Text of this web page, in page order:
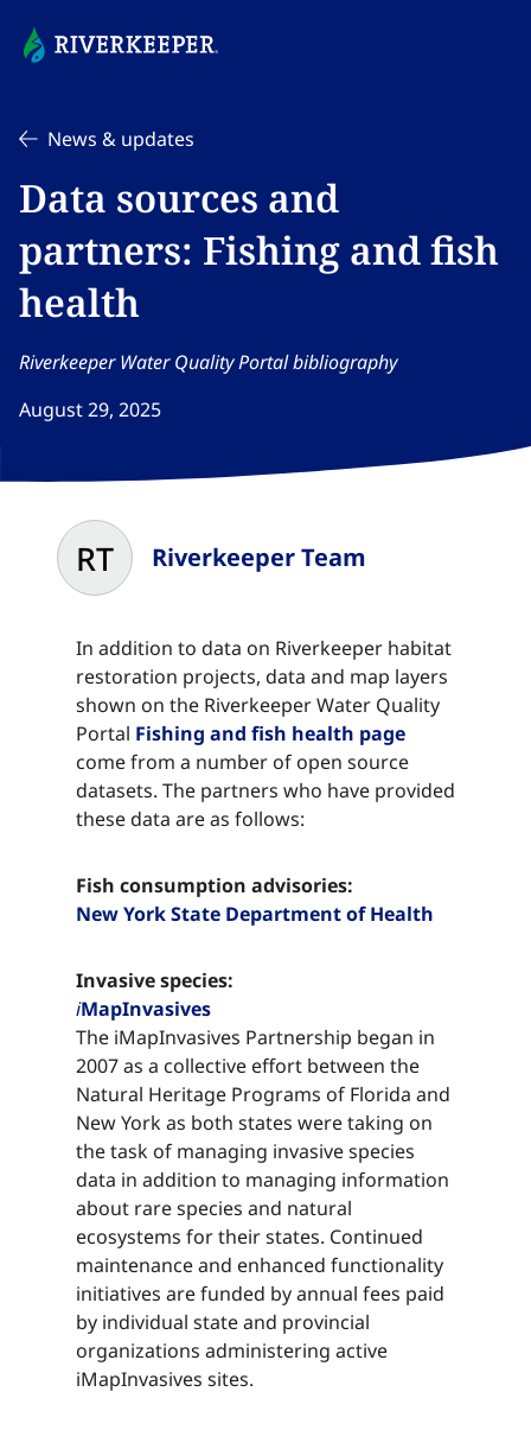
News & updates
Data sources and
partners: Fishing and fish
health​​​​‌ ‍ ​‍​‍‌‍ ‌ ​‍‌‍‍‌‌‍‌ ‌‍‍‌‌‍ ‍​‍​‍​ ‍‍​‍​‍‌ ​ ‌‍​‌‌‍ ‍‌‍‍‌‌ ‌​‌ ‍‌​‍ ‍‌‍‍‌‌‍ ​‍​‍​‍ ​​‍​‍‌‍‍​‌ ​‍‌‍‌‌‌‍‌‍​‍​‍​ ‍‍​‍​‍‌‍‍​‌ ‌​‌ ‌​‌ ​​‌ ​ ​ ‍‍​‍ ​‍ ‌‍​ ‌‍ ‌‌ ​ ​‍ ‍‌‍ ‌‌‍​‌‌‍‍‌‌‍ ‍​‍ ‍​ ​‍​ ​​​ ​‍​ ‌​‌ ​‍‌‍‌‌‌‍‌​‌‍‌‌‌ ​ ‌‍‍‌‌‍‌ ‌‍ ‍​‍ ‍‌ ​‍‌‍‍‌‌ ‌‍‌‍‌‌‌ ​‍‌‍‍ ‌‍‌‌‌‍‌‌‌ ​​‌‍‌‌‌ ​‍​‍ ‍‌‍ ‌ ​‍‌‍‌ ​‍ ‌‍‍‌‌‍ ‍‌ ‌​‌‍‌‌‌‍ ‍‌ ‌​​‍ ‌‍‌‌‌‍‌​‌‍‍‌‌ ‌​​‍ ‌‍ ‌‌‍ ‌‍‌​‌‍‌‌​ ‌‌ ​​‌ ​‍‌‍‌‌‌ ​ ‌‍‌‌‌‍ ‍‌ ‌​‌‍​‌‌ ‌​‌‍‍‌‌‍ ‌‍ ‍​ ‍ ‌‍‍‌‌‍‌​​ ‌​ ​​​ ‌‌​ ‌‌​ ​ ‌‍​‌‌‍​‍‌‍​‌​ ‌‍​‍ ‌‌‍​‍​ ​‍​ ‌‍‌‍‌‌​‍ ‌​ ‌​‌‍‌​​ ‌ ​ ‌‍​‍ ‌​ ‍​​ ‍‌‌‍‌‍​ ‌​​‍ ‌​ ‌​​ ​ ​ ‍​​ ‍​‌‍‌​‌‍​‌​ ‌‍​ ‍‌​ ​ ​ ‌‍​ ‌ ​ ​‍​ ‍ ‌ ‌​‌ ‍‌‌ ​​‌‍‌‌​ ‌‌‍​‌‌ ​‍‌ ‌​‌‍‍‌‌‍​ ‌‍ ​‌‍‌‌​ ‍ ‌ ​​‌‍​‌‌ ‌​‌‍‍​​ ‌‌ ‌​‌‍‍‌‌ ‌​‌‍ ​‌‍‌‌​ ‌‍​‍‌‍​‌‌ ​ ‌‍‌‌‌‌‌‌‌ ​‍‌‍ ​​ ‌‌‍‍​‌ ‌​‌ ‌​‌ ​​‌ ​ ​‍‌‌​ ​ ‌​​‌​‍‌‌​ ​‍‌​‌‍​‍‌‌​ ​‍‌​‌‍‌‍​ ‌‍ ‌‌ ​ ​‍ ‍‌‍ ‌‌‍​‌‌‍‍‌‌‍ ‍​‍ ‍​ ​‍​ ​​​ ​‍​ ‌​‌ ​‍‌‍‌‌‌‍‌​‌‍‌‌‌ ​ ‌‍‍‌‌‍‌ ‌‍ ‍​‍ ‍‌ ​‍‌‍‍‌‌ ‌‍‌‍‌‌‌ ​‍‌‍‍ ‌‍‌‌‌‍‌‌‌ ​​‌‍‌‌‌ ​‍​‍ ‍‌‍ ‌ ​‍‌‍‌ ​‍‌‍‌‍‍‌‌‍‌​​ ‌​ ​​​ ‌‌​ ‌‌​ ​ ‌‍​‌‌‍​‍‌‍​‌​ ‌‍​‍ ‌‌‍​‍​ ​‍​ ‌‍‌‍‌‌​‍ ‌​ ‌​‌‍‌​​ ‌ ​ ‌‍​‍ ‌​ ‍​​ ‍‌‌‍‌‍​ ‌​​‍ ‌​ ‌​​ ​ ​ ‍​​ ‍​‌‍‌​‌‍​‌​ ‌‍​ ‍‌​ ​ ​ ‌‍​ ‌ ​ ​‍​‍‌‍‌ ‌​‌ ‍‌‌ ​​‌‍‌‌​ ‌‌‍​‌‌ ​‍‌ ‌​‌‍‍‌‌‍​ ‌‍ ​‌‍‌‌​‍‌‍‌ ​​‌‍​‌‌ ‌​‌‍‍​​ ‌‌ ‌​‌‍‍‌‌ ‌​‌‍ ​‌‍‌‌​‍‌‍‌ ​​‌‍‌‌‌ ​‍‌ ​ ‌ ​​‌‍‌‌‌‍​ ‌ ‌​‌‍‍‌‌ ‌‍‌‍‌‌​ ‌‌ ​​‌ ‌‌‌‍​‍‌‍ ​‌‍‍‌‌ ​ ‌‍‍​‌‍‌‌‌‍‌​​‍​‍‌ ‌
Riverkeeper Water Quality Portal bibliography​​​​‌ ‍ ​‍​‍‌‍ ‌ ​‍‌‍‍‌‌‍‌ ‌‍‍‌‌‍ ‍​‍​‍​ ‍‍​‍​‍‌ ​ ‌‍​‌‌‍ ‍‌‍‍‌‌ ‌​‌ ‍‌​‍ ‍‌‍‍‌‌‍ ​‍​‍​‍ ​​‍​‍‌‍‍​‌ ​‍‌‍‌‌‌‍‌‍​‍​‍​ ‍‍​‍​‍‌‍‍​‌ ‌​‌ ‌​‌ ​​‌ ​ ​ ‍‍​‍ ​‍ ‌‍​ ‌‍ ‌‌ ​ ​‍ ‍‌‍ ‌‌‍​‌‌‍‍‌‌‍ ‍​‍ ‍​ ​‍​ ​​​ ​‍​ ‌​‌ ​‍‌‍‌‌‌‍‌​‌‍‌‌‌ ​ ‌‍‍‌‌‍‌ ‌‍ ‍​‍ ‍‌ ​‍‌‍‍‌‌ ‌‍‌‍‌‌‌ ​‍‌‍‍ ‌‍‌‌‌‍‌‌‌ ​​‌‍‌‌‌ ​‍​‍ ‍‌‍ ‌ ​‍‌‍‌ ​‍ ‌‍‍‌‌‍ ‍‌ ‌​‌‍‌‌‌‍ ‍‌ ‌​​‍ ‌‍‌‌‌‍‌​‌‍‍‌‌ ‌​​‍ ‌‍ ‌‌‍ ‌‍‌​‌‍‌‌​ ‌‌ ​​‌ ​‍‌‍‌‌‌ ​ ‌‍‌‌‌‍ ‍‌ ‌​‌‍​‌‌ ‌​‌‍‍‌‌‍ ‌‍ ‍​ ‍ ‌‍‍‌‌‍‌​​ ‌​ ​​​ ‌‌​ ‌‌​ ​ ‌‍​‌‌‍​‍‌‍​‌​ ‌‍​‍ ‌‌‍​‍​ ​‍​ ‌‍‌‍‌‌​‍ ‌​ ‌​‌‍‌​​ ‌ ​ ‌‍​‍ ‌​ ‍​​ ‍‌‌‍‌‍​ ‌​​‍ ‌​ ‌​​ ​ ​ ‍​​ ‍​‌‍‌​‌‍​‌​ ‌‍​ ‍‌​ ​ ​ ‌‍​ ‌ ​ ​‍​ ‍ ‌ ‌​‌ ‍‌‌ ​​‌‍‌‌​ ‌‌‍​‌‌ ​‍‌ ‌​‌‍‍‌‌‍​ ‌‍ ​‌‍‌‌​ ‍ ‌ ​​‌‍​‌‌ ‌​‌‍‍​​ ‌‌ ​ ‌ ‌‌‌‍​‍‌ ‌​‌‍‍‌‌ ‌​‌‍ ​‌‍‌‌​ ‌‍​‍‌‍​‌‌ ​ ‌‍‌‌‌‌‌‌‌ ​‍‌‍ ​​ ‌‌‍‍​‌ ‌​‌ ‌​‌ ​​‌ ​ ​‍‌‌​ ​ ‌​​‌​‍‌‌​ ​‍‌​‌‍​‍‌‌​ ​‍‌​‌‍‌‍​ ‌‍ ‌‌ ​ ​‍ ‍‌‍ ‌‌‍​‌‌‍‍‌‌‍ ‍​‍ ‍​ ​‍​ ​​​ ​‍​ ‌​‌ ​‍‌‍‌‌‌‍‌​‌‍‌‌‌ ​ ‌‍‍‌‌‍‌ ‌‍ ‍​‍ ‍‌ ​‍‌‍‍‌‌ ‌‍‌‍‌‌‌ ​‍‌‍‍ ‌‍‌‌‌‍‌‌‌ ​​‌‍‌‌‌ ​‍​‍ ‍‌‍ ‌ ​‍‌‍‌ ​‍‌‍‌‍‍‌‌‍‌​​ ‌​ ​​​ ‌‌​ ‌‌​ ​ ‌‍​‌‌‍​‍‌‍​‌​ ‌‍​‍ ‌‌‍​‍​ ​‍​ ‌‍‌‍‌‌​‍ ‌​ ‌​‌‍‌​​ ‌ ​ ‌‍​‍ ‌​ ‍​​ ‍‌‌‍‌‍​ ‌​​‍ ‌​ ‌​​ ​ ​ ‍​​ ‍​‌‍‌​‌‍​‌​ ‌‍​ ‍‌​ ​ ​ ‌‍​ ‌ ​ ​‍​‍‌‍‌ ‌​‌ ‍‌‌ ​​‌‍‌‌​ ‌‌‍​‌‌ ​‍‌ ‌​‌‍‍‌‌‍​ ‌‍ ​‌‍‌‌​‍‌‍‌ ​​‌‍​‌‌ ‌​‌‍‍​​ ‌‌ ​ ‌ ‌‌‌‍​‍‌ ‌​‌‍‍‌‌ ‌​‌‍ ​‌‍‌‌​‍‌‍‌ ​​‌‍‌‌‌ ​‍‌ ​ ‌ ​​‌‍‌‌‌‍​ ‌ ‌​‌‍‍‌‌ ‌‍‌‍‌‌​ ‌‌ ​​‌ ‌‌‌‍​‍‌‍ ​‌‍‍‌‌ ​ ‌‍‍​‌‍‌‌‌‍‌​​‍​‍‌ ‌
August 29, 2025
RT Riverkeeper Team
In addition to data on Riverkeeper habitat
restoration projects, data and map layers
shown on the Riverkeeper Water Quality
Portal ​​​​‌ ‍ ​‍​‍‌‍ ‌ ​‍‌‍‍‌‌‍‌ ‌‍‍‌‌‍ ‍​‍​‍​ ‍‍​‍​‍‌ ​ ‌‍​‌‌‍ ‍‌‍‍‌‌ ‌​‌ ‍‌​‍ ‍‌‍‍‌‌‍ ​‍​‍​‍ ​​‍​‍‌‍‍​‌ ​‍‌‍‌‌‌‍‌‍​‍​‍​ ‍‍​‍​‍‌‍‍​‌ ‌​‌ ‌​‌ ​​‌ ​ ​ ‍‍​‍ ​‍ ‌‍​ ‌‍ ‌‌ ​ ​‍ ‍‌‍ ‌‌‍​‌‌‍‍‌‌‍ ‍​‍ ‍​ ​‍​ ​​​ ​‍​ ‌​‌ ​‍‌‍‌‌‌‍‌​‌‍‌‌‌ ​ ‌‍‍‌‌‍‌ ‌‍ ‍​‍ ‍‌ ​‍‌‍‍‌‌ ‌‍‌‍‌‌‌ ​‍‌‍‍ ‌‍‌‌‌‍‌‌‌ ​​‌‍‌‌‌ ​‍​‍ ‍‌‍ ‌ ​‍‌‍‌ ​‍ ‌‍‍‌‌‍ ‍‌ ‌​‌‍‌‌‌‍ ‍‌ ‌​​‍ ‌‍‌‌‌‍‌​‌‍‍‌‌ ‌​​‍ ‌‍ ‌‌‍ ‌‍‌​‌‍‌‌​ ‌‌ ​​‌ ​‍‌‍‌‌‌ ​ ‌‍‌‌‌‍ ‍‌ ‌​‌‍​‌‌ ‌​‌‍‍‌‌‍ ‌‍ ‍​ ‍ ‌‍‍‌‌‍‌​​ ‌​ ​​​ ‌‌​ ‌‌​ ​ ‌‍​‌‌‍​‍‌‍​‌​ ‌‍​‍ ‌‌‍​‍​ ​‍​ ‌‍‌‍‌‌​‍ ‌​ ‌​‌‍‌​​ ‌ ​ ‌‍​‍ ‌​ ‍​​ ‍‌‌‍‌‍​ ‌​​‍ ‌​ ‌​​ ​ ​ ‍​​ ‍​‌‍‌​‌‍​‌​ ‌‍​ ‍‌​ ​ ​ ‌‍​ ‌ ​ ​‍​ ‍ ‌ ‌​‌ ‍‌‌ ​​‌‍‌‌​ ‌‌‍​‌‌ ​‍‌ ‌​‌‍‍‌‌‍​ ‌‍ ​‌‍‌‌​ ‍ ‌ ​​‌‍​‌‌ ‌​‌‍‍​​ ‌‌‍​ ‌‍ ‌‍ ‍‌ ‌​‌‍‌‌‌‍ ‍‌ ‌​​‍‌‌​ ‌‌‌​​‍‌‌ ‌‍‍ ‌‍‌‌‌ ‍‌​‍‌‌​ ​ ‌​‌​​‍‌‌​ ​ ‌​‌​​‍‌‌​ ​‍​ ​‍​ ​‍‌‍​‍​ ‌‌​ ‌‌​ ​‌‌‍‌‍​ ‌‌​ ​ ‌‍​‌‌‍​ ​ ​‌‌‍​ ​‍‌‌​ ​‍​ ​‍​‍‌‌​ ‌‌‌​‌​​‍ ‍‌‍​ ‌‍‍​‌‍‍‌‌‍ ​‌‍‌​‌ ​‍‌‍‌‌‌‍ ‍​‍‌‌​ ‌‌‌​​‍‌‌ ‌‍‍ ‌‍‌‌‌ ‍‌​‍‌‌​ ​ ‌​‌​​‍‌‌​ ​ ‌​‌​​‍‌‌​ ​‍​ ​‍​ ‌​‌‍​ ​ ‌‍​ ​‍​ ‍‌​ ‌​‌‍​‍‌‍‌‍​ ​‍​ ​‌‌‍‌‌‌‍‌‍​‍‌‌​ ​‍​ ​‍​‍‌‌​ ‌‌‌​‌​​‍ ‍‌ ‌​‌‍‌‌‌ ‍​‌ ‌​​ ‌‍​‍‌‍​‌‌ ​ ‌‍‌‌‌‌‌‌‌ ​‍‌‍ ​​ ‌‌‍‍​‌ ‌​‌ ‌​‌ ​​‌ ​ ​‍‌‌​ ​ ‌​​‌​‍‌‌​ ​‍‌​‌‍​‍‌‌​ ​‍‌​‌‍‌‍​ ‌‍ ‌‌ ​ ​‍ ‍‌‍ ‌‌‍​‌‌‍‍‌‌‍ ‍​‍ ‍​ ​‍​ ​​​ ​‍​ ‌​‌ ​‍‌‍‌‌‌‍‌​‌‍‌‌‌ ​ ‌‍‍‌‌‍‌ ‌‍ ‍​‍ ‍‌ ​‍‌‍‍‌‌ ‌‍‌‍‌‌‌ ​‍‌‍‍ ‌‍‌‌‌‍‌‌‌ ​​‌‍‌‌‌ ​‍​‍ ‍‌‍ ‌ ​‍‌‍‌ ​‍‌‍‌‍‍‌‌‍‌​​ ‌​ ​​​ ‌‌​ ‌‌​ ​ ‌‍​‌‌‍​‍‌‍​‌​ ‌‍​‍ ‌‌‍​‍​ ​‍​ ‌‍‌‍‌‌​‍ ‌​ ‌​‌‍‌​​ ‌ ​ ‌‍​‍ ‌​ ‍​​ ‍‌‌‍‌‍​ ‌​​‍ ‌​ ‌​​ ​ ​ ‍​​ ‍​‌‍‌​‌‍​‌​ ‌‍​ ‍‌​ ​ ​ ‌‍​ ‌ ​ ​‍​‍‌‍‌ ‌​‌ ‍‌‌ ​​‌‍‌‌​ ‌‌‍​‌‌ ​‍‌ ‌​‌‍‍‌‌‍​ ‌‍ ​‌‍‌‌​‍‌‍‌ ​​‌‍​‌‌ ‌​‌‍‍​​ ‌‌‍​ ‌‍ ‌‍ ‍‌ ‌​‌‍‌‌‌‍ ‍‌ ‌​​‍‌‌​ ‌‌‌​​‍‌‌ ‌‍‍ ‌‍‌‌‌ ‍‌​‍‌‌​ ​ ‌​‌​​‍‌‌​ ​ ‌​‌​​‍‌‌​ ​‍​ ​‍​ ​‍‌‍​‍​ ‌‌​ ‌‌​ ​‌‌‍‌‍​ ‌‌​ ​ ‌‍​‌‌‍​ ​ ​‌‌‍​ ​‍‌‌​ ​‍​ ​‍​‍‌‌​ ‌‌‌​‌​​‍ ‍‌‍​ ‌‍‍​‌‍‍‌‌‍ ​‌‍‌​‌ ​‍‌‍‌‌‌‍ ‍​‍‌‌​ ‌‌‌​​‍‌‌ ‌‍‍ ‌‍‌‌‌ ‍‌​‍‌‌​ ​ ‌​‌​​‍‌‌​ ​ ‌​‌​​‍‌‌​ ​‍​ ​‍​ ‌​‌‍​ ​ ‌‍​ ​‍​ ‍‌​ ‌​‌‍​‍‌‍‌‍​ ​‍​ ​‌‌‍‌‌‌‍‌‍​‍‌‌​ ​‍​ ​‍​‍‌‌​ ‌‌‌​‌​​‍ ‍‌ ‌​‌‍‌‌‌ ‍​‌ ‌​​‍‌‍‌ ​​‌‍‌‌‌ ​‍‌ ​ ‌ ​​‌‍‌‌‌‍​ ‌ ‌​‌‍‍‌‌ ‌‍‌‍‌‌​ ‌‌ ​​‌ ‌‌‌‍​‍‌‍ ​‌‍‍‌‌ ​ ‌‍‍​‌‍‌‌‌‍‌​​‍​‍‌ ‌ Fishing and fish health page​​​​‌ ‍ ​‍​‍‌‍ ‌ ​‍‌‍‍‌‌‍‌ ‌‍‍‌‌‍ ‍​‍​‍​ ‍‍​‍​‍‌ ​ ‌‍​‌‌‍ ‍‌‍‍‌‌ ‌​‌ ‍‌​‍ ‍‌‍‍‌‌‍ ​‍​‍​‍ ​​‍​‍‌‍‍​‌ ​‍‌‍‌‌‌‍‌‍​‍​‍​ ‍‍​‍​‍‌‍‍​‌ ‌​‌ ‌​‌ ​​‌ ​ ​ ‍‍​‍ ​‍ ‌‍​ ‌‍ ‌‌ ​ ​‍ ‍‌‍ ‌‌‍​‌‌‍‍‌‌‍ ‍​‍ ‍​ ​‍​ ​​​ ​‍​ ‌​‌ ​‍‌‍‌‌‌‍‌​‌‍‌‌‌ ​ ‌‍‍‌‌‍‌ ‌‍ ‍​‍ ‍‌ ​‍‌‍‍‌‌ ‌‍‌‍‌‌‌ ​‍‌‍‍ ‌‍‌‌‌‍‌‌‌ ​​‌‍‌‌‌ ​‍​‍ ‍‌‍ ‌ ​‍‌‍‌ ​‍ ‌‍‍‌‌‍ ‍‌ ‌​‌‍‌‌‌‍ ‍‌ ‌​​‍ ‌‍‌‌‌‍‌​‌‍‍‌‌ ‌​​‍ ‌‍ ‌‌‍ ‌‍‌​‌‍‌‌​ ‌‌ ​​‌ ​‍‌‍‌‌‌ ​ ‌‍‌‌‌‍ ‍‌ ‌​‌‍​‌‌ ‌​‌‍‍‌‌‍ ‌‍ ‍​ ‍ ‌‍‍‌‌‍‌​​ ‌​ ​​​ ‌‌​ ‌‌​ ​ ‌‍​‌‌‍​‍‌‍​‌​ ‌‍​‍ ‌‌‍​‍​ ​‍​ ‌‍‌‍‌‌​‍ ‌​ ‌​‌‍‌​​ ‌ ​ ‌‍​‍ ‌​ ‍​​ ‍‌‌‍‌‍​ ‌​​‍ ‌​ ‌​​ ​ ​ ‍​​ ‍​‌‍‌​‌‍​‌​ ‌‍​ ‍‌​ ​ ​ ‌‍​ ‌ ​ ​‍​ ‍ ‌ ‌​‌ ‍‌‌ ​​‌‍‌‌​ ‌‌‍​‌‌ ​‍‌ ‌​‌‍‍‌‌‍​ ‌‍ ​‌‍‌‌​ ‍ ‌ ​​‌‍​‌‌ ‌​‌‍‍​​ ‌‌‍​ ‌‍ ‌‍ ‍‌ ‌​‌‍‌‌‌‍ ‍‌ ‌​​‍‌‌​ ‌‌‌​​‍‌‌ ‌‍‍ ‌‍‌‌‌ ‍‌​‍‌‌​ ​ ‌​‌​​‍‌‌​ ​ ‌​‌​​‍‌‌​ ​‍​ ​‍​ ​‍‌‍​‍​ ‌‌​ ‌‌​ ​‌‌‍‌‍​ ‌‌​ ​ ‌‍​‌‌‍​ ​ ​‌‌‍​ ​‍‌‌​ ​‍​ ​‍​‍‌‌​ ‌‌‌​‌​​‍ ‍‌‍​ ‌‍‍​‌‍‍‌‌‍ ​‌‍‌​‌ ​‍‌‍‌‌‌‍ ‍​‍‌‌​ ‌‌‌​​‍‌‌ ‌‍‍ ‌‍‌‌‌ ‍‌​‍‌‌​ ​ ‌​‌​​‍‌‌​ ​ ‌​‌​​‍‌‌​ ​‍​ ​‍​ ‌‌​ ‌ ​ ‌‍​ ‌ ‌‍‌‌‌‍‌‌‌‍​ ​ ​‍​ ‌‍‌‍‌‍‌‍‌‌​ ‌‌​‍‌‌​ ​‍​ ​‍​‍‌‌​ ‌‌‌​‌​​‍ ‍‌ ‌​‌‍‌‌‌ ‍​‌ ‌​​ ‌‍​‍‌‍​‌‌ ​ ‌‍‌‌‌‌‌‌‌ ​‍‌‍ ​​ ‌‌‍‍​‌ ‌​‌ ‌​‌ ​​‌ ​ ​‍‌‌​ ​ ‌​​‌​‍‌‌​ ​‍‌​‌‍​‍‌‌​ ​‍‌​‌‍‌‍​ ‌‍ ‌‌ ​ ​‍ ‍‌‍ ‌‌‍​‌‌‍‍‌‌‍ ‍​‍ ‍​ ​‍​ ​​​ ​‍​ ‌​‌ ​‍‌‍‌‌‌‍‌​‌‍‌‌‌ ​ ‌‍‍‌‌‍‌ ‌‍ ‍​‍ ‍‌ ​‍‌‍‍‌‌ ‌‍‌‍‌‌‌ ​‍‌‍‍ ‌‍‌‌‌‍‌‌‌ ​​‌‍‌‌‌ ​‍​‍ ‍‌‍ ‌ ​‍‌‍‌ ​‍‌‍‌‍‍‌‌‍‌​​ ‌​ ​​​ ‌‌​ ‌‌​ ​ ‌‍​‌‌‍​‍‌‍​‌​ ‌‍​‍ ‌‌‍​‍​ ​‍​ ‌‍‌‍‌‌​‍ ‌​ ‌​‌‍‌​​ ‌ ​ ‌‍​‍ ‌​ ‍​​ ‍‌‌‍‌‍​ ‌​​‍ ‌​ ‌​​ ​ ​ ‍​​ ‍​‌‍‌​‌‍​‌​ ‌‍​ ‍‌​ ​ ​ ‌‍​ ‌ ​ ​‍​‍‌‍‌ ‌​‌ ‍‌‌ ​​‌‍‌‌​ ‌‌‍​‌‌ ​‍‌ ‌​‌‍‍‌‌‍​ ‌‍ ​‌‍‌‌​‍‌‍‌ ​​‌‍​‌‌ ‌​‌‍‍​​ ‌‌‍​ ‌‍ ‌‍ ‍‌ ‌​‌‍‌‌‌‍ ‍‌ ‌​​‍‌‌​ ‌‌‌​​‍‌‌ ‌‍‍ ‌‍‌‌‌ ‍‌​‍‌‌​ ​ ‌​‌​​‍‌‌​ ​ ‌​‌​​‍‌‌​ ​‍​ ​‍​ ​‍‌‍​‍​ ‌‌​ ‌‌​ ​‌‌‍‌‍​ ‌‌​ ​ ‌‍​‌‌‍​ ​ ​‌‌‍​ ​‍‌‌​ ​‍​ ​‍​‍‌‌​ ‌‌‌​‌​​‍ ‍‌‍​ ‌‍‍​‌‍‍‌‌‍ ​‌‍‌​‌ ​‍‌‍‌‌‌‍ ‍​‍‌‌​ ‌‌‌​​‍‌‌ ‌‍‍ ‌‍‌‌‌ ‍‌​‍‌‌​ ​ ‌​‌​​‍‌‌​ ​ ‌​‌​​‍‌‌​ ​‍​ ​‍​ ‌‌​ ‌ ​ ‌‍​ ‌ ‌‍‌‌‌‍‌‌‌‍​ ​ ​‍​ ‌‍‌‍‌‍‌‍‌‌​ ‌‌​‍‌‌​ ​‍​ ​‍​‍‌‌​ ‌‌‌​‌​​‍ ‍‌ ‌​‌‍‌‌‌ ‍​‌ ‌​​‍‌‍‌ ​​‌‍‌‌‌ ​‍‌ ​ ‌ ​​‌‍‌‌‌‍​ ‌ ‌​‌‍‍‌‌ ‌‍‌‍‌‌​ ‌‌ ​​‌ ‌‌‌‍​‍‌‍ ​‌‍‍‌‌ ​ ‌‍‍​‌‍‌‌‌‍‌​​‍​‍‌ ‌
come from a number of open source
datasets. The partners who have provided
these data are as follows:​​​​‌ ‍ ​‍​‍‌‍ ‌ ​‍‌‍‍‌‌‍‌ ‌‍‍‌‌‍ ‍​‍​‍​ ‍‍​‍​‍‌ ​ ‌‍​‌‌‍ ‍‌‍‍‌‌ ‌​‌ ‍‌​‍ ‍‌‍‍‌‌‍ ​‍​‍​‍ ​​‍​‍‌‍‍​‌ ​‍‌‍‌‌‌‍‌‍​‍​‍​ ‍‍​‍​‍‌‍‍​‌ ‌​‌ ‌​‌ ​​‌ ​ ​ ‍‍​‍ ​‍ ‌‍​ ‌‍ ‌‌ ​ ​‍ ‍‌‍ ‌‌‍​‌‌‍‍‌‌‍ ‍​‍ ‍​ ​‍​ ​​​ ​‍​ ‌​‌ ​‍‌‍‌‌‌‍‌​‌‍‌‌‌ ​ ‌‍‍‌‌‍‌ ‌‍ ‍​‍ ‍‌ ​‍‌‍‍‌‌ ‌‍‌‍‌‌‌ ​‍‌‍‍ ‌‍‌‌‌‍‌‌‌ ​​‌‍‌‌‌ ​‍​‍ ‍‌‍ ‌ ​‍‌‍‌ ​‍ ‌‍‍‌‌‍ ‍‌ ‌​‌‍‌‌‌‍ ‍‌ ‌​​‍ ‌‍‌‌‌‍‌​‌‍‍‌‌ ‌​​‍ ‌‍ ‌‌‍ ‌‍‌​‌‍‌‌​ ‌‌ ​​‌ ​‍‌‍‌‌‌ ​ ‌‍‌‌‌‍ ‍‌ ‌​‌‍​‌‌ ‌​‌‍‍‌‌‍ ‌‍ ‍​ ‍ ‌‍‍‌‌‍‌​​ ‌​ ​​​ ‌‌​ ‌‌​ ​ ‌‍​‌‌‍​‍‌‍​‌​ ‌‍​‍ ‌‌‍​‍​ ​‍​ ‌‍‌‍‌‌​‍ ‌​ ‌​‌‍‌​​ ‌ ​ ‌‍​‍ ‌​ ‍​​ ‍‌‌‍‌‍​ ‌​​‍ ‌​ ‌​​ ​ ​ ‍​​ ‍​‌‍‌​‌‍​‌​ ‌‍​ ‍‌​ ​ ​ ‌‍​ ‌ ​ ​‍​ ‍ ‌ ‌​‌ ‍‌‌ ​​‌‍‌‌​ ‌‌‍​‌‌ ​‍‌ ‌​‌‍‍‌‌‍​ ‌‍ ​‌‍‌‌​ ‍ ‌ ​​‌‍​‌‌ ‌​‌‍‍​​ ‌‌‍​ ‌‍ ‌‍ ‍‌ ‌​‌‍‌‌‌‍ ‍‌ ‌​​‍‌‌​ ‌‌‌​​‍‌‌ ‌‍‍ ‌‍‌‌‌ ‍‌​‍‌‌​ ​ ‌​‌​​‍‌‌​ ​ ‌​‌​​‍‌‌​ ​‍​ ​‍​ ​‍‌‍​‍​ ‌‌​ ‌‌​ ​‌‌‍‌‍​ ‌‌​ ​ ‌‍​‌‌‍​ ​ ​‌‌‍​ ​‍‌‌​ ​‍​ ​‍​‍‌‌​ ‌‌‌​‌​​‍ ‍‌‍​ ‌‍‍​‌‍‍‌‌‍ ​‌‍‌​‌ ​‍‌‍‌‌‌‍ ‍​‍‌‌​ ‌‌‌​​‍‌‌ ‌‍‍ ‌‍‌‌‌ ‍‌​‍‌‌​ ​ ‌​‌​​‍‌‌​ ​ ‌​‌​​‍‌‌​ ​‍​ ​‍​ ​‌‌‍​ ​ ‌ ‌‍‌​​ ‌‌​ ​‍‌‍‌​‌‍​‌‌‍‌​​ ‌‌‌‍‌‌​ ​​​‍‌‌​ ​‍​ ​‍​‍‌‌​ ‌‌‌​‌​​‍ ‍‌ ‌​‌‍‌‌‌ ‍​‌ ‌​​ ‌‍​‍‌‍​‌‌ ​ ‌‍‌‌‌‌‌‌‌ ​‍‌‍ ​​ ‌‌‍‍​‌ ‌​‌ ‌​‌ ​​‌ ​ ​‍‌‌​ ​ ‌​​‌​‍‌‌​ ​‍‌​‌‍​‍‌‌​ ​‍‌​‌‍‌‍​ ‌‍ ‌‌ ​ ​‍ ‍‌‍ ‌‌‍​‌‌‍‍‌‌‍ ‍​‍ ‍​ ​‍​ ​​​ ​‍​ ‌​‌ ​‍‌‍‌‌‌‍‌​‌‍‌‌‌ ​ ‌‍‍‌‌‍‌ ‌‍ ‍​‍ ‍‌ ​‍‌‍‍‌‌ ‌‍‌‍‌‌‌ ​‍‌‍‍ ‌‍‌‌‌‍‌‌‌ ​​‌‍‌‌‌ ​‍​‍ ‍‌‍ ‌ ​‍‌‍‌ ​‍‌‍‌‍‍‌‌‍‌​​ ‌​ ​​​ ‌‌​ ‌‌​ ​ ‌‍​‌‌‍​‍‌‍​‌​ ‌‍​‍ ‌‌‍​‍​ ​‍​ ‌‍‌‍‌‌​‍ ‌​ ‌​‌‍‌​​ ‌ ​ ‌‍​‍ ‌​ ‍​​ ‍‌‌‍‌‍​ ‌​​‍ ‌​ ‌​​ ​ ​ ‍​​ ‍​‌‍‌​‌‍​‌​ ‌‍​ ‍‌​ ​ ​ ‌‍​ ‌ ​ ​‍​‍‌‍‌ ‌​‌ ‍‌‌ ​​‌‍‌‌​ ‌‌‍​‌‌ ​‍‌ ‌​‌‍‍‌‌‍​ ‌‍ ​‌‍‌‌​‍‌‍‌ ​​‌‍​‌‌ ‌​‌‍‍​​ ‌‌‍​ ‌‍ ‌‍ ‍‌ ‌​‌‍‌‌‌‍ ‍‌ ‌​​‍‌‌​ ‌‌‌​​‍‌‌ ‌‍‍ ‌‍‌‌‌ ‍‌​‍‌‌​ ​ ‌​‌​​‍‌‌​ ​ ‌​‌​​‍‌‌​ ​‍​ ​‍​ ​‍‌‍​‍​ ‌‌​ ‌‌​ ​‌‌‍‌‍​ ‌‌​ ​ ‌‍​‌‌‍​ ​ ​‌‌‍​ ​‍‌‌​ ​‍​ ​‍​‍‌‌​ ‌‌‌​‌​​‍ ‍‌‍​ ‌‍‍​‌‍‍‌‌‍ ​‌‍‌​‌ ​‍‌‍‌‌‌‍ ‍​‍‌‌​ ‌‌‌​​‍‌‌ ‌‍‍ ‌‍‌‌‌ ‍‌​‍‌‌​ ​ ‌​‌​​‍‌‌​ ​ ‌​‌​​‍‌‌​ ​‍​ ​‍​ ​‌‌‍​ ​ ‌ ‌‍‌​​ ‌‌​ ​‍‌‍‌​‌‍​‌‌‍‌​​ ‌‌‌‍‌‌​ ​​​‍‌‌​ ​‍​ ​‍​‍‌‌​ ‌‌‌​‌​​‍ ‍‌ ‌​‌‍‌‌‌ ‍​‌ ‌​​‍‌‍‌ ​​‌‍‌‌‌ ​‍‌ ​ ‌ ​​‌‍‌‌‌‍​ ‌ ‌​‌‍‍‌‌ ‌‍‌‍‌‌​ ‌‌ ​​‌ ‌‌‌‍​‍‌‍ ​‌‍‍‌‌ ​ ‌‍‍​‌‍‌‌‌‍‌​​‍​‍‌ ‌
Fish consumption advisories:​​​​‌ ‍ ​‍​‍‌‍ ‌ ​‍‌‍‍‌‌‍‌ ‌‍‍‌‌‍ ‍​‍​‍​ ‍‍​‍​‍‌ ​ ‌‍​‌‌‍ ‍‌‍‍‌‌ ‌​‌ ‍‌​‍ ‍‌‍‍‌‌‍ ​‍​‍​‍ ​​‍​‍‌‍‍​‌ ​‍‌‍‌‌‌‍‌‍​‍​‍​ ‍‍​‍​‍‌‍‍​‌ ‌​‌ ‌​‌ ​​‌ ​ ​ ‍‍​‍ ​‍ ‌‍​ ‌‍ ‌‌ ​ ​‍ ‍‌‍ ‌‌‍​‌‌‍‍‌‌‍ ‍​‍ ‍​ ​‍​ ​​​ ​‍​ ‌​‌ ​‍‌‍‌‌‌‍‌​‌‍‌‌‌ ​ ‌‍‍‌‌‍‌ ‌‍ ‍​‍ ‍‌ ​‍‌‍‍‌‌ ‌‍‌‍‌‌‌ ​‍‌‍‍ ‌‍‌‌‌‍‌‌‌ ​​‌‍‌‌‌ ​‍​‍ ‍‌‍ ‌ ​‍‌‍‌ ​‍ ‌‍‍‌‌‍ ‍‌ ‌​‌‍‌‌‌‍ ‍‌ ‌​​‍ ‌‍‌‌‌‍‌​‌‍‍‌‌ ‌​​‍ ‌‍ ‌‌‍ ‌‍‌​‌‍‌‌​ ‌‌ ​​‌ ​‍‌‍‌‌‌ ​ ‌‍‌‌‌‍ ‍‌ ‌​‌‍​‌‌ ‌​‌‍‍‌‌‍ ‌‍ ‍​ ‍ ‌‍‍‌‌‍‌​​ ‌​ ​​​ ‌‌​ ‌‌​ ​ ‌‍​‌‌‍​‍‌‍​‌​ ‌‍​‍ ‌‌‍​‍​ ​‍​ ‌‍‌‍‌‌​‍ ‌​ ‌​‌‍‌​​ ‌ ​ ‌‍​‍ ‌​ ‍​​ ‍‌‌‍‌‍​ ‌​​‍ ‌​ ‌​​ ​ ​ ‍​​ ‍​‌‍‌​‌‍​‌​ ‌‍​ ‍‌​ ​ ​ ‌‍​ ‌ ​ ​‍​ ‍ ‌ ‌​‌ ‍‌‌ ​​‌‍‌‌​ ‌‌‍​‌‌ ​‍‌ ‌​‌‍‍‌‌‍​ ‌‍ ​‌‍‌‌​ ‍ ‌ ​​‌‍​‌‌ ‌​‌‍‍​​ ‌‌‍​ ‌‍ ‌‍ ‍‌ ‌​‌‍‌‌‌‍ ‍‌ ‌​​‍‌‌​ ‌‌‌​​‍‌‌ ‌‍‍ ‌‍‌‌‌ ‍‌​‍‌‌​ ​ ‌​‌​​‍‌‌​ ​ ‌​‌​​‍‌‌​ ​‍​ ​‍‌‍‌‌‌‍​‌‌‍‌‌​ ‌ ​ ​‍​ ‌​‌‍‌‌‌‍​ ​ ​ ‌‍​ ​ ​​​ ​ ​‍‌‌​ ​‍​ ​‍​‍‌‌​ ‌‌‌​‌​​‍ ‍‌‍​ ‌‍‍​‌‍‍‌‌‍ ​‌‍‌​‌ ​‍‌‍‌‌‌‍ ‍​‍‌‌​ ‌‌‌​​‍‌‌ ‌‍‍ ‌‍‌‌‌ ‍‌​‍‌‌​ ​ ‌​‌​​‍‌‌​ ​ ‌​‌​​‍‌‌​ ​‍​ ​‍​ ‍‌​ ​ ​ ​ ​ ​​‌‍‌‌​ ​ ​ ​‍​ ​‍‌‍​ ​ ‍‌​ ‍​‌‍​‌​‍‌‌​ ​‍​ ​‍​‍‌‌​ ‌‌‌​‌​​‍ ‍‌ ‌​‌‍‌‌‌ ‍​‌ ‌​​ ‌‍​‍‌‍​‌‌ ​ ‌‍‌‌‌‌‌‌‌ ​‍‌‍ ​​ ‌‌‍‍​‌ ‌​‌ ‌​‌ ​​‌ ​ ​‍‌‌​ ​ ‌​​‌​‍‌‌​ ​‍‌​‌‍​‍‌‌​ ​‍‌​‌‍‌‍​ ‌‍ ‌‌ ​ ​‍ ‍‌‍ ‌‌‍​‌‌‍‍‌‌‍ ‍​‍ ‍​ ​‍​ ​​​ ​‍​ ‌​‌ ​‍‌‍‌‌‌‍‌​‌‍‌‌‌ ​ ‌‍‍‌‌‍‌ ‌‍ ‍​‍ ‍‌ ​‍‌‍‍‌‌ ‌‍‌‍‌‌‌ ​‍‌‍‍ ‌‍‌‌‌‍‌‌‌ ​​‌‍‌‌‌ ​‍​‍ ‍‌‍ ‌ ​‍‌‍‌ ​‍‌‍‌‍‍‌‌‍‌​​ ‌​ ​​​ ‌‌​ ‌‌​ ​ ‌‍​‌‌‍​‍‌‍​‌​ ‌‍​‍ ‌‌‍​‍​ ​‍​ ‌‍‌‍‌‌​‍ ‌​ ‌​‌‍‌​​ ‌ ​ ‌‍​‍ ‌​ ‍​​ ‍‌‌‍‌‍​ ‌​​‍ ‌​ ‌​​ ​ ​ ‍​​ ‍​‌‍‌​‌‍​‌​ ‌‍​ ‍‌​ ​ ​ ‌‍​ ‌ ​ ​‍​‍‌‍‌ ‌​‌ ‍‌‌ ​​‌‍‌‌​ ‌‌‍​‌‌ ​‍‌ ‌​‌‍‍‌‌‍​ ‌‍ ​‌‍‌‌​‍‌‍‌ ​​‌‍​‌‌ ‌​‌‍‍​​ ‌‌‍​ ‌‍ ‌‍ ‍‌ ‌​‌‍‌‌‌‍ ‍‌ ‌​​‍‌‌​ ‌‌‌​​‍‌‌ ‌‍‍ ‌‍‌‌‌ ‍‌​‍‌‌​ ​ ‌​‌​​‍‌‌​ ​ ‌​‌​​‍‌‌​ ​‍​ ​‍‌‍‌‌‌‍​‌‌‍‌‌​ ‌ ​ ​‍​ ‌​‌‍‌‌‌‍​ ​ ​ ‌‍​ ​ ​​​ ​ ​‍‌‌​ ​‍​ ​‍​‍‌‌​ ‌‌‌​‌​​‍ ‍‌‍​ ‌‍‍​‌‍‍‌‌‍ ​‌‍‌​‌ ​‍‌‍‌‌‌‍ ‍​‍‌‌​ ‌‌‌​​‍‌‌ ‌‍‍ ‌‍‌‌‌ ‍‌​‍‌‌​ ​ ‌​‌​​‍‌‌​ ​ ‌​‌​​‍‌‌​ ​‍​ ​‍​ ‍‌​ ​ ​ ​ ​ ​​‌‍‌‌​ ​ ​ ​‍​ ​‍‌‍​ ​ ‍‌​ ‍​‌‍​‌​‍‌‌​ ​‍​ ​‍​‍‌‌​ ‌‌‌​‌​​‍ ‍‌ ‌​‌‍‌‌‌ ‍​‌ ‌​​‍‌‍‌ ​​‌‍‌‌‌ ​‍‌ ​ ‌ ​​‌‍‌‌‌‍​ ‌ ‌​‌‍‍‌‌ ‌‍‌‍‌‌​ ‌‌ ​​‌ ‌‌‌‍​‍‌‍ ​‌‍‍‌‌ ​ ‌‍‍​‌‍‌‌‌‍‌​​‍​‍‌ ‌
New York State Department of Health​​​​‌ ‍ ​‍​‍‌‍ ‌ ​‍‌‍‍‌‌‍‌ ‌‍‍‌‌‍ ‍​‍​‍​ ‍‍​‍​‍‌ ​ ‌‍​‌‌‍ ‍‌‍‍‌‌ ‌​‌ ‍‌​‍ ‍‌‍‍‌‌‍ ​‍​‍​‍ ​​‍​‍‌‍‍​‌ ​‍‌‍‌‌‌‍‌‍​‍​‍​ ‍‍​‍​‍‌‍‍​‌ ‌​‌ ‌​‌ ​​‌ ​ ​ ‍‍​‍ ​‍ ‌‍​ ‌‍ ‌‌ ​ ​‍ ‍‌‍ ‌‌‍​‌‌‍‍‌‌‍ ‍​‍ ‍​ ​‍​ ​​​ ​‍​ ‌​‌ ​‍‌‍‌‌‌‍‌​‌‍‌‌‌ ​ ‌‍‍‌‌‍‌ ‌‍ ‍​‍ ‍‌ ​‍‌‍‍‌‌ ‌‍‌‍‌‌‌ ​‍‌‍‍ ‌‍‌‌‌‍‌‌‌ ​​‌‍‌‌‌ ​‍​‍ ‍‌‍ ‌ ​‍‌‍‌ ​‍ ‌‍‍‌‌‍ ‍‌ ‌​‌‍‌‌‌‍ ‍‌ ‌​​‍ ‌‍‌‌‌‍‌​‌‍‍‌‌ ‌​​‍ ‌‍ ‌‌‍ ‌‍‌​‌‍‌‌​ ‌‌ ​​‌ ​‍‌‍‌‌‌ ​ ‌‍‌‌‌‍ ‍‌ ‌​‌‍​‌‌ ‌​‌‍‍‌‌‍ ‌‍ ‍​ ‍ ‌‍‍‌‌‍‌​​ ‌​ ​​​ ‌‌​ ‌‌​ ​ ‌‍​‌‌‍​‍‌‍​‌​ ‌‍​‍ ‌‌‍​‍​ ​‍​ ‌‍‌‍‌‌​‍ ‌​ ‌​‌‍‌​​ ‌ ​ ‌‍​‍ ‌​ ‍​​ ‍‌‌‍‌‍​ ‌​​‍ ‌​ ‌​​ ​ ​ ‍​​ ‍​‌‍‌​‌‍​‌​ ‌‍​ ‍‌​ ​ ​ ‌‍​ ‌ ​ ​‍​ ‍ ‌ ‌​‌ ‍‌‌ ​​‌‍‌‌​ ‌‌‍​‌‌ ​‍‌ ‌​‌‍‍‌‌‍​ ‌‍ ​‌‍‌‌​ ‍ ‌ ​​‌‍​‌‌ ‌​‌‍‍​​ ‌‌‍​ ‌‍ ‌‍ ‍‌ ‌​‌‍‌‌‌‍ ‍‌ ‌​​‍‌‌​ ‌‌‌​​‍‌‌ ‌‍‍ ‌‍‌‌‌ ‍‌​‍‌‌​ ​ ‌​‌​​‍‌‌​ ​ ‌​‌​​‍‌‌​ ​‍​ ​‍‌‍‌‌‌‍​‌‌‍‌‌​ ‌ ​ ​‍​ ‌​‌‍‌‌‌‍​ ​ ​ ‌‍​ ​ ​​​ ​ ​‍‌‌​ ​‍​ ​‍​‍‌‌​ ‌‌‌​‌​​‍ ‍‌‍​ ‌‍‍​‌‍‍‌‌‍ ​‌‍‌​‌ ​‍‌‍‌‌‌‍ ‍​‍‌‌​ ‌‌‌​​‍‌‌ ‌‍‍ ‌‍‌‌‌ ‍‌​‍‌‌​ ​ ‌​‌​​‍‌‌​ ​ ‌​‌​​‍‌‌​ ​‍​ ​‍​ ‍‌​ ‌‍​ ‍‌​ ‌‌​ ‌ ​ ‌‍​ ‌​‌‍‌​‌‍‌‌‌‍​‍​ ​‌‌‍‌‍​‍‌‌​ ​‍​ ​‍​‍‌‌​ ‌‌‌​‌​​‍ ‍‌ ‌​‌‍‌‌‌ ‍​‌ ‌​​ ‌‍​‍‌‍​‌‌ ​ ‌‍‌‌‌‌‌‌‌ ​‍‌‍ ​​ ‌‌‍‍​‌ ‌​‌ ‌​‌ ​​‌ ​ ​‍‌‌​ ​ ‌​​‌​‍‌‌​ ​‍‌​‌‍​‍‌‌​ ​‍‌​‌‍‌‍​ ‌‍ ‌‌ ​ ​‍ ‍‌‍ ‌‌‍​‌‌‍‍‌‌‍ ‍​‍ ‍​ ​‍​ ​​​ ​‍​ ‌​‌ ​‍‌‍‌‌‌‍‌​‌‍‌‌‌ ​ ‌‍‍‌‌‍‌ ‌‍ ‍​‍ ‍‌ ​‍‌‍‍‌‌ ‌‍‌‍‌‌‌ ​‍‌‍‍ ‌‍‌‌‌‍‌‌‌ ​​‌‍‌‌‌ ​‍​‍ ‍‌‍ ‌ ​‍‌‍‌ ​‍‌‍‌‍‍‌‌‍‌​​ ‌​ ​​​ ‌‌​ ‌‌​ ​ ‌‍​‌‌‍​‍‌‍​‌​ ‌‍​‍ ‌‌‍​‍​ ​‍​ ‌‍‌‍‌‌​‍ ‌​ ‌​‌‍‌​​ ‌ ​ ‌‍​‍ ‌​ ‍​​ ‍‌‌‍‌‍​ ‌​​‍ ‌​ ‌​​ ​ ​ ‍​​ ‍​‌‍‌​‌‍​‌​ ‌‍​ ‍‌​ ​ ​ ‌‍​ ‌ ​ ​‍​‍‌‍‌ ‌​‌ ‍‌‌ ​​‌‍‌‌​ ‌‌‍​‌‌ ​‍‌ ‌​‌‍‍‌‌‍​ ‌‍ ​‌‍‌‌​‍‌‍‌ ​​‌‍​‌‌ ‌​‌‍‍​​ ‌‌‍​ ‌‍ ‌‍ ‍‌ ‌​‌‍‌‌‌‍ ‍‌ ‌​​‍‌‌​ ‌‌‌​​‍‌‌ ‌‍‍ ‌‍‌‌‌ ‍‌​‍‌‌​ ​ ‌​‌​​‍‌‌​ ​ ‌​‌​​‍‌‌​ ​‍​ ​‍‌‍‌‌‌‍​‌‌‍‌‌​ ‌ ​ ​‍​ ‌​‌‍‌‌‌‍​ ​ ​ ‌‍​ ​ ​​​ ​ ​‍‌‌​ ​‍​ ​‍​‍‌‌​ ‌‌‌​‌​​‍ ‍‌‍​ ‌‍‍​‌‍‍‌‌‍ ​‌‍‌​‌ ​‍‌‍‌‌‌‍ ‍​‍‌‌​ ‌‌‌​​‍‌‌ ‌‍‍ ‌‍‌‌‌ ‍‌​‍‌‌​ ​ ‌​‌​​‍‌‌​ ​ ‌​‌​​‍‌‌​ ​‍​ ​‍​ ‍‌​ ‌‍​ ‍‌​ ‌‌​ ‌ ​ ‌‍​ ‌​‌‍‌​‌‍‌‌‌‍​‍​ ​‌‌‍‌‍​‍‌‌​ ​‍​ ​‍​‍‌‌​ ‌‌‌​‌​​‍ ‍‌ ‌​‌‍‌‌‌ ‍​‌ ‌​​‍‌‍‌ ​​‌‍‌‌‌ ​‍‌ ​ ‌ ​​‌‍‌‌‌‍​ ‌ ‌​‌‍‍‌‌ ‌‍‌‍‌‌​ ‌‌ ​​‌ ‌‌‌‍​‍‌‍ ​‌‍‍‌‌ ​ ‌‍‍​‌‍‌‌‌‍‌​​‍​‍‌ ‌
Invasive species:​​​​‌ ‍ ​‍​‍‌‍ ‌ ​‍‌‍‍‌‌‍‌ ‌‍‍‌‌‍ ‍​‍​‍​ ‍‍​‍​‍‌ ​ ‌‍​‌‌‍ ‍‌‍‍‌‌ ‌​‌ ‍‌​‍ ‍‌‍‍‌‌‍ ​‍​‍​‍ ​​‍​‍‌‍‍​‌ ​‍‌‍‌‌‌‍‌‍​‍​‍​ ‍‍​‍​‍‌‍‍​‌ ‌​‌ ‌​‌ ​​‌ ​ ​ ‍‍​‍ ​‍ ‌‍​ ‌‍ ‌‌ ​ ​‍ ‍‌‍ ‌‌‍​‌‌‍‍‌‌‍ ‍​‍ ‍​ ​‍​ ​​​ ​‍​ ‌​‌ ​‍‌‍‌‌‌‍‌​‌‍‌‌‌ ​ ‌‍‍‌‌‍‌ ‌‍ ‍​‍ ‍‌ ​‍‌‍‍‌‌ ‌‍‌‍‌‌‌ ​‍‌‍‍ ‌‍‌‌‌‍‌‌‌ ​​‌‍‌‌‌ ​‍​‍ ‍‌‍ ‌ ​‍‌‍‌ ​‍ ‌‍‍‌‌‍ ‍‌ ‌​‌‍‌‌‌‍ ‍‌ ‌​​‍ ‌‍‌‌‌‍‌​‌‍‍‌‌ ‌​​‍ ‌‍ ‌‌‍ ‌‍‌​‌‍‌‌​ ‌‌ ​​‌ ​‍‌‍‌‌‌ ​ ‌‍‌‌‌‍ ‍‌ ‌​‌‍​‌‌ ‌​‌‍‍‌‌‍ ‌‍ ‍​ ‍ ‌‍‍‌‌‍‌​​ ‌​ ​​​ ‌‌​ ‌‌​ ​ ‌‍​‌‌‍​‍‌‍​‌​ ‌‍​‍ ‌‌‍​‍​ ​‍​ ‌‍‌‍‌‌​‍ ‌​ ‌​‌‍‌​​ ‌ ​ ‌‍​‍ ‌​ ‍​​ ‍‌‌‍‌‍​ ‌​​‍ ‌​ ‌​​ ​ ​ ‍​​ ‍​‌‍‌​‌‍​‌​ ‌‍​ ‍‌​ ​ ​ ‌‍​ ‌ ​ ​‍​ ‍ ‌ ‌​‌ ‍‌‌ ​​‌‍‌‌​ ‌‌‍​‌‌ ​‍‌ ‌​‌‍‍‌‌‍​ ‌‍ ​‌‍‌‌​ ‍ ‌ ​​‌‍​‌‌ ‌​‌‍‍​​ ‌‌‍​ ‌‍ ‌‍ ‍‌ ‌​‌‍‌‌‌‍ ‍‌ ‌​​‍‌‌​ ‌‌‌​​‍‌‌ ‌‍‍ ‌‍‌‌‌ ‍‌​‍‌‌​ ​ ‌​‌​​‍‌‌​ ​ ‌​‌​​‍‌‌​ ​‍​ ​‍‌‍​‌​ ‍‌‌‍​‍​ ‌‍‌‍​ ‌‍‌​​ ​‌​ ‍‌​ ‌​​ ‌​​ ‌ ​ ‌‌​‍‌‌​ ​‍​ ​‍​‍‌‌​ ‌‌‌​‌​​‍ ‍‌‍​ ‌‍‍​‌‍‍‌‌‍ ​‌‍‌​‌ ​‍‌‍‌‌‌‍ ‍​‍‌‌​ ‌‌‌​​‍‌‌ ‌‍‍ ‌‍‌‌‌ ‍‌​‍‌‌​ ​ ‌​‌​​‍‌‌​ ​ ‌​‌​​‍‌‌​ ​‍​ ​‍​ ‌‍​ ​​​ ‍‌​ ‍​‌‍​‍‌‍​‍‌‍‌‍‌‍‌‌‌‍‌‍​ ‌​​ ‍‌​ ‌ ​‍‌‌​ ​‍​ ​‍​‍‌‌​ ‌‌‌​‌​​‍ ‍‌ ‌​‌‍‌‌‌ ‍​‌ ‌​​ ‌‍​‍‌‍​‌‌ ​ ‌‍‌‌‌‌‌‌‌ ​‍‌‍ ​​ ‌‌‍‍​‌ ‌​‌ ‌​‌ ​​‌ ​ ​‍‌‌​ ​ ‌​​‌​‍‌‌​ ​‍‌​‌‍​‍‌‌​ ​‍‌​‌‍‌‍​ ‌‍ ‌‌ ​ ​‍ ‍‌‍ ‌‌‍​‌‌‍‍‌‌‍ ‍​‍ ‍​ ​‍​ ​​​ ​‍​ ‌​‌ ​‍‌‍‌‌‌‍‌​‌‍‌‌‌ ​ ‌‍‍‌‌‍‌ ‌‍ ‍​‍ ‍‌ ​‍‌‍‍‌‌ ‌‍‌‍‌‌‌ ​‍‌‍‍ ‌‍‌‌‌‍‌‌‌ ​​‌‍‌‌‌ ​‍​‍ ‍‌‍ ‌ ​‍‌‍‌ ​‍‌‍‌‍‍‌‌‍‌​​ ‌​ ​​​ ‌‌​ ‌‌​ ​ ‌‍​‌‌‍​‍‌‍​‌​ ‌‍​‍ ‌‌‍​‍​ ​‍​ ‌‍‌‍‌‌​‍ ‌​ ‌​‌‍‌​​ ‌ ​ ‌‍​‍ ‌​ ‍​​ ‍‌‌‍‌‍​ ‌​​‍ ‌​ ‌​​ ​ ​ ‍​​ ‍​‌‍‌​‌‍​‌​ ‌‍​ ‍‌​ ​ ​ ‌‍​ ‌ ​ ​‍​‍‌‍‌ ‌​‌ ‍‌‌ ​​‌‍‌‌​ ‌‌‍​‌‌ ​‍‌ ‌​‌‍‍‌‌‍​ ‌‍ ​‌‍‌‌​‍‌‍‌ ​​‌‍​‌‌ ‌​‌‍‍​​ ‌‌‍​ ‌‍ ‌‍ ‍‌ ‌​‌‍‌‌‌‍ ‍‌ ‌​​‍‌‌​ ‌‌‌​​‍‌‌ ‌‍‍ ‌‍‌‌‌ ‍‌​‍‌‌​ ​ ‌​‌​​‍‌‌​ ​ ‌​‌​​‍‌‌​ ​‍​ ​‍‌‍​‌​ ‍‌‌‍​‍​ ‌‍‌‍​ ‌‍‌​​ ​‌​ ‍‌​ ‌​​ ‌​​ ‌ ​ ‌‌​‍‌‌​ ​‍​ ​‍​‍‌‌​ ‌‌‌​‌​​‍ ‍‌‍​ ‌‍‍​‌‍‍‌‌‍ ​‌‍‌​‌ ​‍‌‍‌‌‌‍ ‍​‍‌‌​ ‌‌‌​​‍‌‌ ‌‍‍ ‌‍‌‌‌ ‍‌​‍‌‌​ ​ ‌​‌​​‍‌‌​ ​ ‌​‌​​‍‌‌​ ​‍​ ​‍​ ‌‍​ ​​​ ‍‌​ ‍​‌‍​‍‌‍​‍‌‍‌‍‌‍‌‌‌‍‌‍​ ‌​​ ‍‌​ ‌ ​‍‌‌​ ​‍​ ​‍​‍‌‌​ ‌‌‌​‌​​‍ ‍‌ ‌​‌‍‌‌‌ ‍​‌ ‌​​‍‌‍‌ ​​‌‍‌‌‌ ​‍‌ ​ ‌ ​​‌‍‌‌‌‍​ ‌ ‌​‌‍‍‌‌ ‌‍‌‍‌‌​ ‌‌ ​​‌ ‌‌‌‍​‍‌‍ ​‌‍‍‌‌ ​ ‌‍‍​‌‍‌‌‌‍‌​​‍​‍‌ ‌
i​​​​‌ ‍ ​‍​‍‌‍ ‌ ​‍‌‍‍‌‌‍‌ ‌‍‍‌‌‍ ‍​‍​‍​ ‍‍​‍​‍‌ ​ ‌‍​‌‌‍ ‍‌‍‍‌‌ ‌​‌ ‍‌​‍ ‍‌‍‍‌‌‍ ​‍​‍​‍ ​​‍​‍‌‍‍​‌ ​‍‌‍‌‌‌‍‌‍​‍​‍​ ‍‍​‍​‍‌‍‍​‌ ‌​‌ ‌​‌ ​​‌ ​ ​ ‍‍​‍ ​‍ ‌‍​ ‌‍ ‌‌ ​ ​‍ ‍‌‍ ‌‌‍​‌‌‍‍‌‌‍ ‍​‍ ‍​ ​‍​ ​​​ ​‍​ ‌​‌ ​‍‌‍‌‌‌‍‌​‌‍‌‌‌ ​ ‌‍‍‌‌‍‌ ‌‍ ‍​‍ ‍‌ ​‍‌‍‍‌‌ ‌‍‌‍‌‌‌ ​‍‌‍‍ ‌‍‌‌‌‍‌‌‌ ​​‌‍‌‌‌ ​‍​‍ ‍‌‍ ‌ ​‍‌‍‌ ​‍ ‌‍‍‌‌‍ ‍‌ ‌​‌‍‌‌‌‍ ‍‌ ‌​​‍ ‌‍‌‌‌‍‌​‌‍‍‌‌ ‌​​‍ ‌‍ ‌‌‍ ‌‍‌​‌‍‌‌​ ‌‌ ​​‌ ​‍‌‍‌‌‌ ​ ‌‍‌‌‌‍ ‍‌ ‌​‌‍​‌‌ ‌​‌‍‍‌‌‍ ‌‍ ‍​ ‍ ‌‍‍‌‌‍‌​​ ‌​ ​​​ ‌‌​ ‌‌​ ​ ‌‍​‌‌‍​‍‌‍​‌​ ‌‍​‍ ‌‌‍​‍​ ​‍​ ‌‍‌‍‌‌​‍ ‌​ ‌​‌‍‌​​ ‌ ​ ‌‍​‍ ‌​ ‍​​ ‍‌‌‍‌‍​ ‌​​‍ ‌​ ‌​​ ​ ​ ‍​​ ‍​‌‍‌​‌‍​‌​ ‌‍​ ‍‌​ ​ ​ ‌‍​ ‌ ​ ​‍​ ‍ ‌ ‌​‌ ‍‌‌ ​​‌‍‌‌​ ‌‌‍​‌‌ ​‍‌ ‌​‌‍‍‌‌‍​ ‌‍ ​‌‍‌‌​ ‍ ‌ ​​‌‍​‌‌ ‌​‌‍‍​​ ‌‌‍​ ‌‍ ‌‍ ‍‌ ‌​‌‍‌‌‌‍ ‍‌ ‌​​‍‌‌​ ‌‌‌​​‍‌‌ ‌‍‍ ‌‍‌‌‌ ‍‌​‍‌‌​ ​ ‌​‌​​‍‌‌​ ​ ‌​‌​​‍‌‌​ ​‍​ ​‍‌‍​‌​ ‍‌‌‍​‍​ ‌‍‌‍​ ‌‍‌​​ ​‌​ ‍‌​ ‌​​ ‌​​ ‌ ​ ‌‌​‍‌‌​ ​‍​ ​‍​‍‌‌​ ‌‌‌​‌​​‍ ‍‌‍​ ‌‍‍​‌‍‍‌‌‍ ​‌‍‌​‌ ​‍‌‍‌‌‌‍ ‍​‍‌‌​ ‌‌‌​​‍‌‌ ‌‍‍ ‌‍‌‌‌ ‍‌​‍‌‌​ ​ ‌​‌​​‍‌‌​ ​ ‌​‌​​‍‌‌​ ​‍​ ​‍​ ​‍​ ‍‌​ ‌‌‌‍‌‍​ ​‌​ ‍‌​ ​‌‌‍‌‍​ ‌​‌‍​‌‌‍​ ​ ​‍​‍‌‌​ ​‍​ ​‍​‍‌‌​ ‌‌‌​‌​​‍ ‍‌ ‌​‌‍‌‌‌ ‍​‌ ‌​​ ‌‍​‍‌‍​‌‌ ​ ‌‍‌‌‌‌‌‌‌ ​‍‌‍ ​​ ‌‌‍‍​‌ ‌​‌ ‌​‌ ​​‌ ​ ​‍‌‌​ ​ ‌​​‌​‍‌‌​ ​‍‌​‌‍​‍‌‌​ ​‍‌​‌‍‌‍​ ‌‍ ‌‌ ​ ​‍ ‍‌‍ ‌‌‍​‌‌‍‍‌‌‍ ‍​‍ ‍​ ​‍​ ​​​ ​‍​ ‌​‌ ​‍‌‍‌‌‌‍‌​‌‍‌‌‌ ​ ‌‍‍‌‌‍‌ ‌‍ ‍​‍ ‍‌ ​‍‌‍‍‌‌ ‌‍‌‍‌‌‌ ​‍‌‍‍ ‌‍‌‌‌‍‌‌‌ ​​‌‍‌‌‌ ​‍​‍ ‍‌‍ ‌ ​‍‌‍‌ ​‍‌‍‌‍‍‌‌‍‌​​ ‌​ ​​​ ‌‌​ ‌‌​ ​ ‌‍​‌‌‍​‍‌‍​‌​ ‌‍​‍ ‌‌‍​‍​ ​‍​ ‌‍‌‍‌‌​‍ ‌​ ‌​‌‍‌​​ ‌ ​ ‌‍​‍ ‌​ ‍​​ ‍‌‌‍‌‍​ ‌​​‍ ‌​ ‌​​ ​ ​ ‍​​ ‍​‌‍‌​‌‍​‌​ ‌‍​ ‍‌​ ​ ​ ‌‍​ ‌ ​ ​‍​‍‌‍‌ ‌​‌ ‍‌‌ ​​‌‍‌‌​ ‌‌‍​‌‌ ​‍‌ ‌​‌‍‍‌‌‍​ ‌‍ ​‌‍‌‌​‍‌‍‌ ​​‌‍​‌‌ ‌​‌‍‍​​ ‌‌‍​ ‌‍ ‌‍ ‍‌ ‌​‌‍‌‌‌‍ ‍‌ ‌​​‍‌‌​ ‌‌‌​​‍‌‌ ‌‍‍ ‌‍‌‌‌ ‍‌​‍‌‌​ ​ ‌​‌​​‍‌‌​ ​ ‌​‌​​‍‌‌​ ​‍​ ​‍‌‍​‌​ ‍‌‌‍​‍​ ‌‍‌‍​ ‌‍‌​​ ​‌​ ‍‌​ ‌​​ ‌​​ ‌ ​ ‌‌​‍‌‌​ ​‍​ ​‍​‍‌‌​ ‌‌‌​‌​​‍ ‍‌‍​ ‌‍‍​‌‍‍‌‌‍ ​‌‍‌​‌ ​‍‌‍‌‌‌‍ ‍​‍‌‌​ ‌‌‌​​‍‌‌ ‌‍‍ ‌‍‌‌‌ ‍‌​‍‌‌​ ​ ‌​‌​​‍‌‌​ ​ ‌​‌​​‍‌‌​ ​‍​ ​‍​ ​‍​ ‍‌​ ‌‌‌‍‌‍​ ​‌​ ‍‌​ ​‌‌‍‌‍​ ‌​‌‍​‌‌‍​ ​ ​‍​‍‌‌​ ​‍​ ​‍​‍‌‌​ ‌‌‌​‌​​‍ ‍‌ ‌​‌‍‌‌‌ ‍​‌ ‌​​‍‌‍‌ ​​‌‍‌‌‌ ​‍‌ ​ ‌ ​​‌‍‌‌‌‍​ ‌ ‌​‌‍‍‌‌ ‌‍‌‍‌‌​ ‌‌ ​​‌ ‌‌‌‍​‍‌‍ ​‌‍‍‌‌ ​ ‌‍‍​‌‍‌‌‌‍‌​​‍​‍‌ ‌MapInvasives​​​​‌ ‍ ​‍​‍‌‍ ‌ ​‍‌‍‍‌‌‍‌ ‌‍‍‌‌‍ ‍​‍​‍​ ‍‍​‍​‍‌ ​ ‌‍​‌‌‍ ‍‌‍‍‌‌ ‌​‌ ‍‌​‍ ‍‌‍‍‌‌‍ ​‍​‍​‍ ​​‍​‍‌‍‍​‌ ​‍‌‍‌‌‌‍‌‍​‍​‍​ ‍‍​‍​‍‌‍‍​‌ ‌​‌ ‌​‌ ​​‌ ​ ​ ‍‍​‍ ​‍ ‌‍​ ‌‍ ‌‌ ​ ​‍ ‍‌‍ ‌‌‍​‌‌‍‍‌‌‍ ‍​‍ ‍​ ​‍​ ​​​ ​‍​ ‌​‌ ​‍‌‍‌‌‌‍‌​‌‍‌‌‌ ​ ‌‍‍‌‌‍‌ ‌‍ ‍​‍ ‍‌ ​‍‌‍‍‌‌ ‌‍‌‍‌‌‌ ​‍‌‍‍ ‌‍‌‌‌‍‌‌‌ ​​‌‍‌‌‌ ​‍​‍ ‍‌‍ ‌ ​‍‌‍‌ ​‍ ‌‍‍‌‌‍ ‍‌ ‌​‌‍‌‌‌‍ ‍‌ ‌​​‍ ‌‍‌‌‌‍‌​‌‍‍‌‌ ‌​​‍ ‌‍ ‌‌‍ ‌‍‌​‌‍‌‌​ ‌‌ ​​‌ ​‍‌‍‌‌‌ ​ ‌‍‌‌‌‍ ‍‌ ‌​‌‍​‌‌ ‌​‌‍‍‌‌‍ ‌‍ ‍​ ‍ ‌‍‍‌‌‍‌​​ ‌​ ​​​ ‌‌​ ‌‌​ ​ ‌‍​‌‌‍​‍‌‍​‌​ ‌‍​‍ ‌‌‍​‍​ ​‍​ ‌‍‌‍‌‌​‍ ‌​ ‌​‌‍‌​​ ‌ ​ ‌‍​‍ ‌​ ‍​​ ‍‌‌‍‌‍​ ‌​​‍ ‌​ ‌​​ ​ ​ ‍​​ ‍​‌‍‌​‌‍​‌​ ‌‍​ ‍‌​ ​ ​ ‌‍​ ‌ ​ ​‍​ ‍ ‌ ‌​‌ ‍‌‌ ​​‌‍‌‌​ ‌‌‍​‌‌ ​‍‌ ‌​‌‍‍‌‌‍​ ‌‍ ​‌‍‌‌​ ‍ ‌ ​​‌‍​‌‌ ‌​‌‍‍​​ ‌‌‍​ ‌‍ ‌‍ ‍‌ ‌​‌‍‌‌‌‍ ‍‌ ‌​​‍‌‌​ ‌‌‌​​‍‌‌ ‌‍‍ ‌‍‌‌‌ ‍‌​‍‌‌​ ​ ‌​‌​​‍‌‌​ ​ ‌​‌​​‍‌‌​ ​‍​ ​‍‌‍​‌​ ‍‌‌‍​‍​ ‌‍‌‍​ ‌‍‌​​ ​‌​ ‍‌​ ‌​​ ‌​​ ‌ ​ ‌‌​‍‌‌​ ​‍​ ​‍​‍‌‌​ ‌‌‌​‌​​‍ ‍‌‍​ ‌‍‍​‌‍‍‌‌‍ ​‌‍‌​‌ ​‍‌‍‌‌‌‍ ‍​‍‌‌​ ‌‌‌​​‍‌‌ ‌‍‍ ‌‍‌‌‌ ‍‌​‍‌‌​ ​ ‌​‌​​‍‌‌​ ​ ‌​‌​​‍‌‌​ ​‍​ ​‍​ ​‌‌‍‌‌​ ​​‌‍‌‍​ ‌​​ ‌‍‌‍‌‌​ ‌ ​ ‌‍‌‍‌​‌‍​‌​ ‍​​‍‌‌​ ​‍​ ​‍​‍‌‌​ ‌‌‌​‌​​‍ ‍‌ ‌​‌‍‌‌‌ ‍​‌ ‌​​ ‌‍​‍‌‍​‌‌ ​ ‌‍‌‌‌‌‌‌‌ ​‍‌‍ ​​ ‌‌‍‍​‌ ‌​‌ ‌​‌ ​​‌ ​ ​‍‌‌​ ​ ‌​​‌​‍‌‌​ ​‍‌​‌‍​‍‌‌​ ​‍‌​‌‍‌‍​ ‌‍ ‌‌ ​ ​‍ ‍‌‍ ‌‌‍​‌‌‍‍‌‌‍ ‍​‍ ‍​ ​‍​ ​​​ ​‍​ ‌​‌ ​‍‌‍‌‌‌‍‌​‌‍‌‌‌ ​ ‌‍‍‌‌‍‌ ‌‍ ‍​‍ ‍‌ ​‍‌‍‍‌‌ ‌‍‌‍‌‌‌ ​‍‌‍‍ ‌‍‌‌‌‍‌‌‌ ​​‌‍‌‌‌ ​‍​‍ ‍‌‍ ‌ ​‍‌‍‌ ​‍‌‍‌‍‍‌‌‍‌​​ ‌​ ​​​ ‌‌​ ‌‌​ ​ ‌‍​‌‌‍​‍‌‍​‌​ ‌‍​‍ ‌‌‍​‍​ ​‍​ ‌‍‌‍‌‌​‍ ‌​ ‌​‌‍‌​​ ‌ ​ ‌‍​‍ ‌​ ‍​​ ‍‌‌‍‌‍​ ‌​​‍ ‌​ ‌​​ ​ ​ ‍​​ ‍​‌‍‌​‌‍​‌​ ‌‍​ ‍‌​ ​ ​ ‌‍​ ‌ ​ ​‍​‍‌‍‌ ‌​‌ ‍‌‌ ​​‌‍‌‌​ ‌‌‍​‌‌ ​‍‌ ‌​‌‍‍‌‌‍​ ‌‍ ​‌‍‌‌​‍‌‍‌ ​​‌‍​‌‌ ‌​‌‍‍​​ ‌‌‍​ ‌‍ ‌‍ ‍‌ ‌​‌‍‌‌‌‍ ‍‌ ‌​​‍‌‌​ ‌‌‌​​‍‌‌ ‌‍‍ ‌‍‌‌‌ ‍‌​‍‌‌​ ​ ‌​‌​​‍‌‌​ ​ ‌​‌​​‍‌‌​ ​‍​ ​‍‌‍​‌​ ‍‌‌‍​‍​ ‌‍‌‍​ ‌‍‌​​ ​‌​ ‍‌​ ‌​​ ‌​​ ‌ ​ ‌‌​‍‌‌​ ​‍​ ​‍​‍‌‌​ ‌‌‌​‌​​‍ ‍‌‍​ ‌‍‍​‌‍‍‌‌‍ ​‌‍‌​‌ ​‍‌‍‌‌‌‍ ‍​‍‌‌​ ‌‌‌​​‍‌‌ ‌‍‍ ‌‍‌‌‌ ‍‌​‍‌‌​ ​ ‌​‌​​‍‌‌​ ​ ‌​‌​​‍‌‌​ ​‍​ ​‍​ ​‌‌‍‌‌​ ​​‌‍‌‍​ ‌​​ ‌‍‌‍‌‌​ ‌ ​ ‌‍‌‍‌​‌‍​‌​ ‍​​‍‌‌​ ​‍​ ​‍​‍‌‌​ ‌‌‌​‌​​‍ ‍‌ ‌​‌‍‌‌‌ ‍​‌ ‌​​‍‌‍‌ ​​‌‍‌‌‌ ​‍‌ ​ ‌ ​​‌‍‌‌‌‍​ ‌ ‌​‌‍‍‌‌ ‌‍‌‍‌‌​ ‌‌ ​​‌ ‌‌‌‍​‍‌‍ ​‌‍‍‌‌ ​ ‌‍‍​‌‍‌‌‌‍‌​​‍​‍‌ ‌
The iMapInvasives Partnership began in
2007 as a collective effort between the
Natural Heritage Programs of Florida and
New York as both states were taking on
the task of managing invasive species
data in addition to managing information
about rare species and natural
ecosystems for their states. Continued
maintenance and enhanced functionality
initiatives are funded by annual fees paid
by individual state and provincial
organizations administering active
iMapInvasives sites.​​​​‌ ‍ ​‍​‍‌‍ ‌ ​‍‌‍‍‌‌‍‌ ‌‍‍‌‌‍ ‍​‍​‍​ ‍‍​‍​‍‌ ​ ‌‍​‌‌‍ ‍‌‍‍‌‌ ‌​‌ ‍‌​‍ ‍‌‍‍‌‌‍ ​‍​‍​‍ ​​‍​‍‌‍‍​‌ ​‍‌‍‌‌‌‍‌‍​‍​‍​ ‍‍​‍​‍‌‍‍​‌ ‌​‌ ‌​‌ ​​‌ ​ ​ ‍‍​‍ ​‍ ‌‍​ ‌‍ ‌‌ ​ ​‍ ‍‌‍ ‌‌‍​‌‌‍‍‌‌‍ ‍​‍ ‍​ ​‍​ ​​​ ​‍​ ‌​‌ ​‍‌‍‌‌‌‍‌​‌‍‌‌‌ ​ ‌‍‍‌‌‍‌ ‌‍ ‍​‍ ‍‌ ​‍‌‍‍‌‌ ‌‍‌‍‌‌‌ ​‍‌‍‍ ‌‍‌‌‌‍‌‌‌ ​​‌‍‌‌‌ ​‍​‍ ‍‌‍ ‌ ​‍‌‍‌ ​‍ ‌‍‍‌‌‍ ‍‌ ‌​‌‍‌‌‌‍ ‍‌ ‌​​‍ ‌‍‌‌‌‍‌​‌‍‍‌‌ ‌​​‍ ‌‍ ‌‌‍ ‌‍‌​‌‍‌‌​ ‌‌ ​​‌ ​‍‌‍‌‌‌ ​ ‌‍‌‌‌‍ ‍‌ ‌​‌‍​‌‌ ‌​‌‍‍‌‌‍ ‌‍ ‍​ ‍ ‌‍‍‌‌‍‌​​ ‌​ ​​​ ‌‌​ ‌‌​ ​ ‌‍​‌‌‍​‍‌‍​‌​ ‌‍​‍ ‌‌‍​‍​ ​‍​ ‌‍‌‍‌‌​‍ ‌​ ‌​‌‍‌​​ ‌ ​ ‌‍​‍ ‌​ ‍​​ ‍‌‌‍‌‍​ ‌​​‍ ‌​ ‌​​ ​ ​ ‍​​ ‍​‌‍‌​‌‍​‌​ ‌‍​ ‍‌​ ​ ​ ‌‍​ ‌ ​ ​‍​ ‍ ‌ ‌​‌ ‍‌‌ ​​‌‍‌‌​ ‌‌‍​‌‌ ​‍‌ ‌​‌‍‍‌‌‍​ ‌‍ ​‌‍‌‌​ ‍ ‌ ​​‌‍​‌‌ ‌​‌‍‍​​ ‌‌‍​ ‌‍ ‌‍ ‍‌ ‌​‌‍‌‌‌‍ ‍‌ ‌​​‍‌‌​ ‌‌‌​​‍‌‌ ‌‍‍ ‌‍‌‌‌ ‍‌​‍‌‌​ ​ ‌​‌​​‍‌‌​ ​ ‌​‌​​‍‌‌​ ​‍​ ​‍‌‍​‌​ ‍‌‌‍​‍​ ‌‍‌‍​ ‌‍‌​​ ​‌​ ‍‌​ ‌​​ ‌​​ ‌ ​ ‌‌​‍‌‌​ ​‍​ ​‍​‍‌‌​ ‌‌‌​‌​​‍ ‍‌‍​ ‌‍‍​‌‍‍‌‌‍ ​‌‍‌​‌ ​‍‌‍‌‌‌‍ ‍​‍‌‌​ ‌‌‌​​‍‌‌ ‌‍‍ ‌‍‌‌‌ ‍‌​‍‌‌​ ​ ‌​‌​​‍‌‌​ ​ ‌​‌​​‍‌‌​ ​‍​ ​‍‌‍​ ​ ​ ‌‍​‌​ ‌ ‌‍‌​​ ​ ​ ‌‌​ ‍‌​ ‌‌​ ​​​ ‍​‌‍‌‌​‍‌‌​ ​‍​ ​‍​‍‌‌​ ‌‌‌​‌​​‍ ‍‌ ‌​‌‍‌‌‌ ‍​‌ ‌​​ ‌‍​‍‌‍​‌‌ ​ ‌‍‌‌‌‌‌‌‌ ​‍‌‍ ​​ ‌‌‍‍​‌ ‌​‌ ‌​‌ ​​‌ ​ ​‍‌‌​ ​ ‌​​‌​‍‌‌​ ​‍‌​‌‍​‍‌‌​ ​‍‌​‌‍‌‍​ ‌‍ ‌‌ ​ ​‍ ‍‌‍ ‌‌‍​‌‌‍‍‌‌‍ ‍​‍ ‍​ ​‍​ ​​​ ​‍​ ‌​‌ ​‍‌‍‌‌‌‍‌​‌‍‌‌‌ ​ ‌‍‍‌‌‍‌ ‌‍ ‍​‍ ‍‌ ​‍‌‍‍‌‌ ‌‍‌‍‌‌‌ ​‍‌‍‍ ‌‍‌‌‌‍‌‌‌ ​​‌‍‌‌‌ ​‍​‍ ‍‌‍ ‌ ​‍‌‍‌ ​‍‌‍‌‍‍‌‌‍‌​​ ‌​ ​​​ ‌‌​ ‌‌​ ​ ‌‍​‌‌‍​‍‌‍​‌​ ‌‍​‍ ‌‌‍​‍​ ​‍​ ‌‍‌‍‌‌​‍ ‌​ ‌​‌‍‌​​ ‌ ​ ‌‍​‍ ‌​ ‍​​ ‍‌‌‍‌‍​ ‌​​‍ ‌​ ‌​​ ​ ​ ‍​​ ‍​‌‍‌​‌‍​‌​ ‌‍​ ‍‌​ ​ ​ ‌‍​ ‌ ​ ​‍​‍‌‍‌ ‌​‌ ‍‌‌ ​​‌‍‌‌​ ‌‌‍​‌‌ ​‍‌ ‌​‌‍‍‌‌‍​ ‌‍ ​‌‍‌‌​‍‌‍‌ ​​‌‍​‌‌ ‌​‌‍‍​​ ‌‌‍​ ‌‍ ‌‍ ‍‌ ‌​‌‍‌‌‌‍ ‍‌ ‌​​‍‌‌​ ‌‌‌​​‍‌‌ ‌‍‍ ‌‍‌‌‌ ‍‌​‍‌‌​ ​ ‌​‌​​‍‌‌​ ​ ‌​‌​​‍‌‌​ ​‍​ ​‍‌‍​‌​ ‍‌‌‍​‍​ ‌‍‌‍​ ‌‍‌​​ ​‌​ ‍‌​ ‌​​ ‌​​ ‌ ​ ‌‌​‍‌‌​ ​‍​ ​‍​‍‌‌​ ‌‌‌​‌​​‍ ‍‌‍​ ‌‍‍​‌‍‍‌‌‍ ​‌‍‌​‌ ​‍‌‍‌‌‌‍ ‍​‍‌‌​ ‌‌‌​​‍‌‌ ‌‍‍ ‌‍‌‌‌ ‍‌​‍‌‌​ ​ ‌​‌​​‍‌‌​ ​ ‌​‌​​‍‌‌​ ​‍​ ​‍‌‍​ ​ ​ ‌‍​‌​ ‌ ‌‍‌​​ ​ ​ ‌‌​ ‍‌​ ‌‌​ ​​​ ‍​‌‍‌‌​‍‌‌​ ​‍​ ​‍​‍‌‌​ ‌‌‌​‌​​‍ ‍‌ ‌​‌‍‌‌‌ ‍​‌ ‌​​‍‌‍‌ ​​‌‍‌‌‌ ​‍‌ ​ ‌ ​​‌‍‌‌‌‍​ ‌ ‌​‌‍‍‌‌ ‌‍‌‍‌‌​ ‌‌ ​​‌ ‌‌‌‍​‍‌‍ ​‌‍‍‌‌ ​ ‌‍‍​‌‍‌‌‌‍‌​​‍​‍‌ ‌